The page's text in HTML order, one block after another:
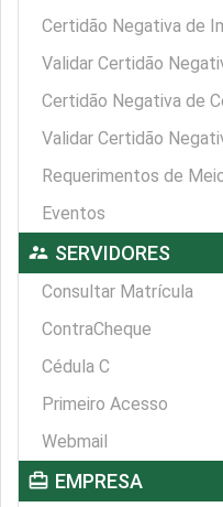
Certidão Negativa de
Validar Certidão
Certidão Negativa de
Validar Certidão
Requerimentos de
Eventos
supervisor_account SERVIDORES
Consultar Matrícula
ContraCheque
Cédula C
Primeiro Acesso
Webmail
card_travel EMPRESA